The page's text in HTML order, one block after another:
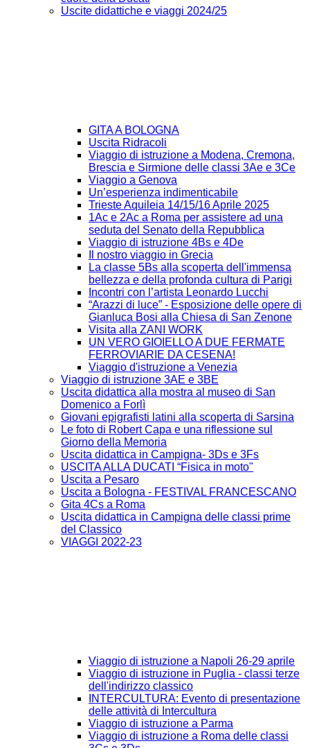
Uscite didattiche e viaggi 2024/25
GITA A BOLOGNA
Uscita Ridracoli
Viaggio di istruzione a Modena, Cremona,
Brescia e Sirmione delle classi 3Ae e 3Ce
Viaggio a Genova
Un’esperienza indimenticabile
Trieste Aquileia 14/15/16 Aprile 2025
1Ac e 2Ac a Roma per assistere ad una
seduta del Senato della Repubblica
Viaggio di istruzione 4Bs e 4De
Il nostro viaggio in Grecia
La classe 5Bs alla scoperta dell'immensa
bellezza e della profonda cultura di Parigi
Incontri con l’artista Leonardo Lucchi
“Arazzi di luce” - Esposizione delle opere di
Gianluca Bosi alla Chiesa di San Zenone
Visita alla ZANI WORK
UN VERO GIOIELLO A DUE FERMATE
FERROVIARIE DA CESENA!
Viaggio d'istruzione a Venezia
Viaggio di istruzione 3AE e 3BE
Uscita didattica alla mostra al museo di San
Domenico a Forlì
Giovani epigrafisti latini alla scoperta di Sarsina
Le foto di Robert Capa e una riflessione sul
Giorno della Memoria
Uscita didattica in Campigna- 3Ds e 3Fs
USCITA ALLA DUCATI “Fisica in moto"
Uscita a Pesaro
Uscita a Bologna - FESTIVAL FRANCESCANO
Gita 4Cs a Roma
Uscita didattica in Campigna delle classi prime
del Classico
VIAGGI 2022-23
Viaggio di istruzione a Napoli 26-29 aprile
Viaggio di istruzione in Puglia - classi terze
dell'indirizzo classico
INTERCULTURA: Evento di presentazione
delle attività di Intercultura
Viaggio di istruzione a Parma
Viaggio di istruzione a Roma delle classi